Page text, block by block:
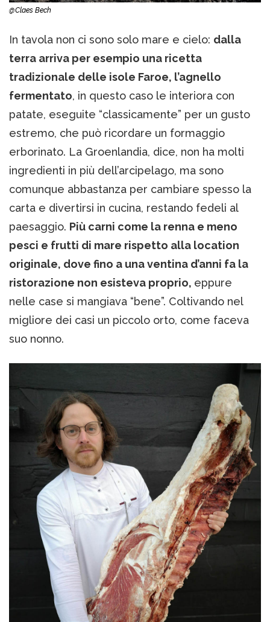
@Claes Bech
In tavola non ci sono solo mare e cielo: dalla
terra arriva per esempio una ricetta
tradizionale delle isole Faroe, l’agnello
fermentato, in questo caso le interiora con
patate, eseguite “classicamente” per un gusto
estremo, che può ricordare un formaggio
erborinato. La Groenlandia, dice, non ha molti
ingredienti in più dell’arcipelago, ma sono
comunque abbastanza per cambiare spesso la
carta e divertirsi in cucina, restando fedeli al
paesaggio. Più carni come la renna e meno
pesci e frutti di mare rispetto alla location
originale, dove fino a una ventina d’anni fa la
ristorazione non esisteva proprio, eppure
nelle case si mangiava “bene”. Coltivando nel
migliore dei casi un piccolo orto, come faceva
suo nonno.